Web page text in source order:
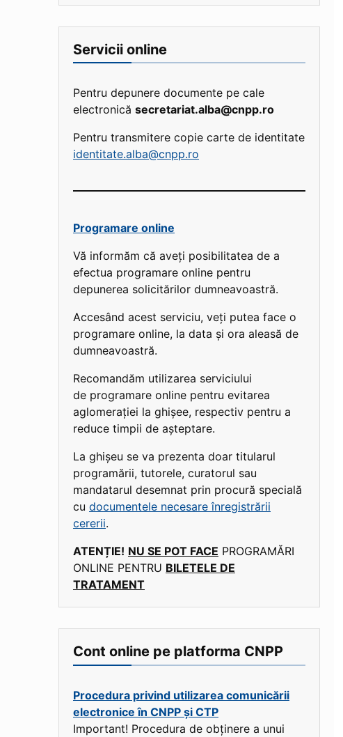
Servicii online
Pentru depunere documente pe cale
electronică secretariat.alba@cnpp.ro
Pentru transmitere copie carte de identitate
identitate.alba@cnpp.ro
Programare online
Vă informăm că aveți posibilitatea de a
efectua programare online pentru
depunerea solicitărilor dumneavoastră.
Accesând acest serviciu, veți putea face o
programare online, la data și ora aleasă de
dumneavoastră.
Recomandăm utilizarea serviciului
de programare online pentru evitarea
aglomerației la ghișee, respectiv pentru a
reduce timpii de așteptare.
La ghișeu se va prezenta doar titularul
programării, tutorele, curatorul sau
mandatarul desemnat prin procură specială
cu documentele necesare înregistrării
cererii.
ATENȚIE! NU SE POT FACE PROGRAMĂRI
ONLINE PENTRU BILETELE DE
TRATAMENT
Cont online pe platforma CNPP
Procedura privind utilizarea comunicării
electronice în CNPP și CTP
Important! Procedura de obținere a unui